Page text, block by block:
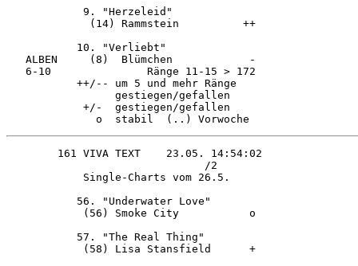
            9. "Herzeleid"
             (14) Rammstein          ++
           10. "Verliebt"
   ALBEN     (8)  Blümchen            -
   6-10               Ränge 11-15 > 172
           ++/-- um 5 und mehr Ränge
                 gestiegen/gefallen
            +/-  gestiegen/gefallen
                               /2
            Single-Charts vom 26.5.
           56. "Underwater Love"
            (56) Smoke City           o
           57. "The Real Thing"
            (58) Lisa Stansfield      +